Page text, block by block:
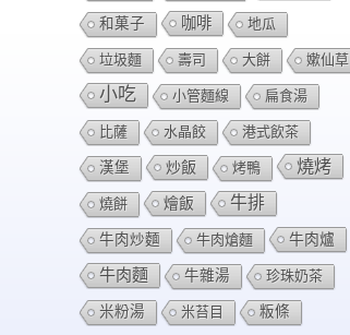
和菓子 咖啡 地瓜
垃圾麵 壽司 大餅 嫰仙草
小吃 小管麵線 扁食湯
比薩 水晶餃 港式飲茶
漢堡 炒飯 烤鴨 燒烤
燒餅 燴飯 牛排
牛肉炒麵 牛肉熗麵 牛肉爐
牛肉麵 牛雜湯 珍珠奶茶
米粉湯 米苔目 粄條